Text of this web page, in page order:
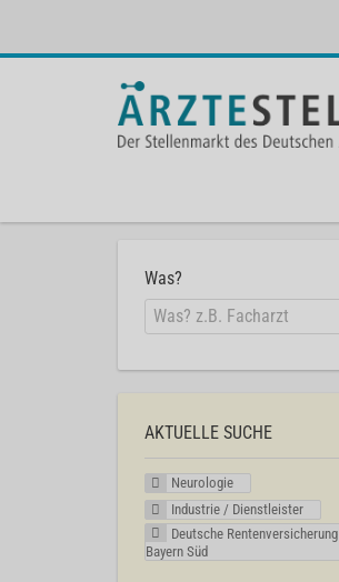
Was?
AKTUELLE SUCHE
Neurologie
Industrie / Dienstleister
Deutsche Rentenversicherung
Bayern Süd